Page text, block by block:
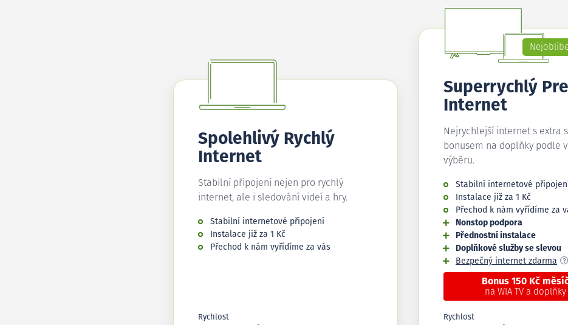
Spolehlivý Rychlý
Internet
Stabilní připojení nejen pro rychlý
internet, ale i sledování videí a hry.
Stabilní internetové připojení
Instalace již za 1 Kč
Přechod k nám vyřídíme za vás
Rychlost
Superrychlý
Internet
Nejrychlejší internet s extra
bonusem na doplňky podle
výběru.
Stabilní internetové
Instalace již za 1 Kč
Přechod k nám vyřídíme za
Nonstop podpora
Přednostní instalace
Doplňkové služby se slevou
Bezpečný internet zdarma
Bonus 150 Kč
na WIA TV a doplňky
Rychlost